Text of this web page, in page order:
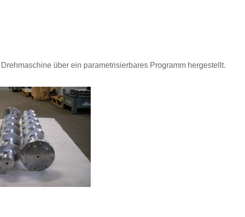
über ein parametrisierbares Programm hergestellt.